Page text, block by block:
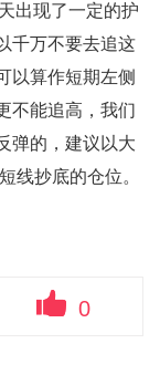
出现了一定的护
千万不要去追这
以算作短期左侧
不能追高，我们
弹的，建议以大
线抄底的仓位。
0